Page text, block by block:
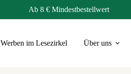
Ab 8 € Mindestbestellwert
Werben im Lesezirkel Über uns